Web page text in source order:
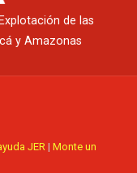
de las
y Amazonas
JER | Monte un